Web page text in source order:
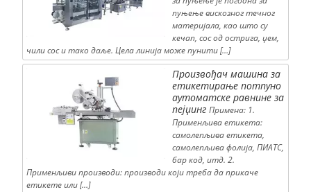
пуњење вискозног течног
материјала, као што су
кечап, сос од острига, џем,
чили сос и тако даље. Цела линија може пунити […]
Произвођач машина за
етикетирање потпуно
аутоматске равнине за
пејџинг Примена: 1.
Применљива етикета:
самолепљива етикета,
самолепљива фолија, ПИАТС,
бар код, итд. 2.
Применљиви производи: производи који треба да прикаче
етикете или […]